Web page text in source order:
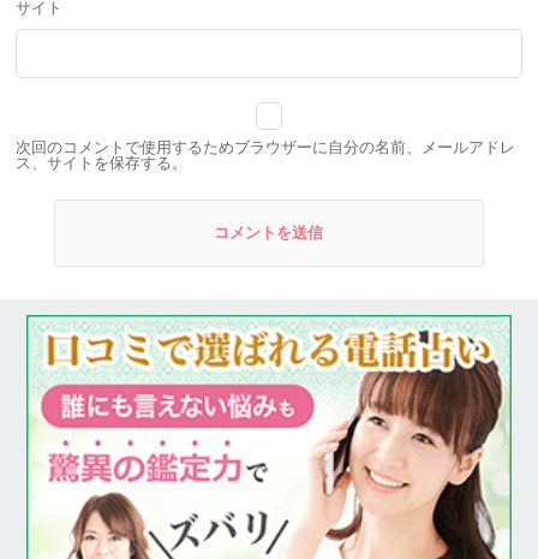
サイト
次回のコメントで使用するためブラウザーに自分の名前、メールアドレ
ス、サイトを保存する。